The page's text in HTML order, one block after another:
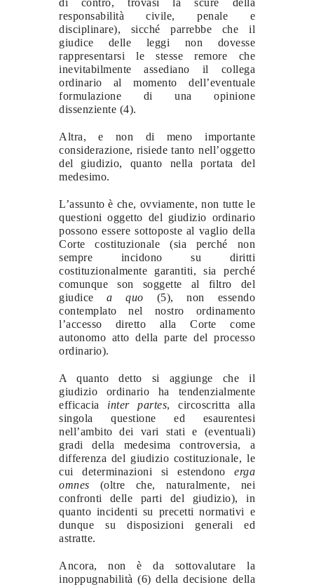
responsabilità civile, penale e
disciplinare), sicché parrebbe che il
giudice delle leggi non dovesse
rappresentarsi le stesse remore che
inevitabilmente assediano il collega
ordinario al momento dell’eventuale
formulazione di una opinione
dissenziente (4).
Altra, e non di meno importante
considerazione, risiede tanto nell’oggetto
del giudizio, quanto nella portata del
medesimo.
L’assunto è che, ovviamente, non tutte le
questioni oggetto del giudizio ordinario
possono essere sottoposte al vaglio della
Corte costituzionale (sia perché non
sempre incidono su diritti
costituzionalmente garantiti, sia perché
comunque son soggette al filtro del
giudicea quo (5), non essendo
contemplato nel nostro ordinamento
l’accesso diretto alla Corte come
autonomo atto della parte del processo
ordinario).
A quanto detto si aggiunge che il
giudizio ordinario ha tendenzialmente
efficacia inter partes, circoscritta alla
singola questione ed esaurentesi
nell’ambito dei vari stati e (eventuali)
gradi della medesima controversia, a
differenza del giudizio costituzionale, le
cui determinazioni si estendono erga
omnes (oltre che, naturalmente, nei
confronti delle parti del giudizio), in
quanto incidenti su precetti normativi e
dunque su disposizioni generali ed
astratte.
Ancora, non è da sottovalutare la
inoppugnabilità (6) della decisione della